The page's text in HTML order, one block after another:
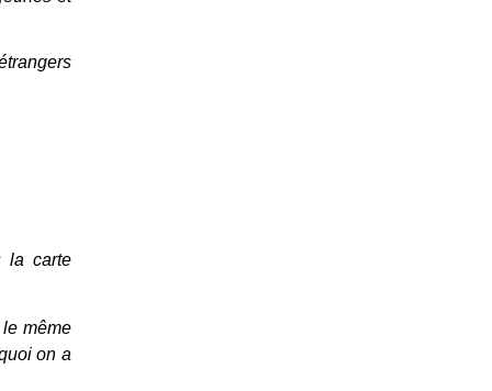
la carte
même
on a